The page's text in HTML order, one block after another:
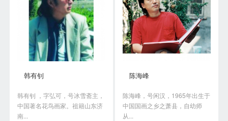
韩有钊
韩有钊 ，字弘可，号冰雪斋主，
中国著名花鸟画家。祖籍山东济
南...
陈海峰
陈海峰，号闲汉，1965年出生于
中国国画之乡之萧县，自幼师
从...